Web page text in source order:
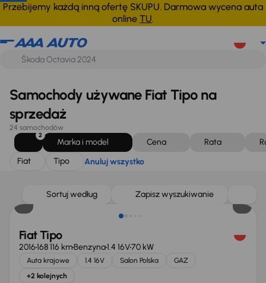
Przebijemy każdą inną ofertę SKUPU. Darmowa wycena auta
online TU.
Fiat Tipo Anuluj wszystko
Samochody używane Fiat Tipo na
sprzedaż
24 samochodów
2
Marka i model Cena Rata
Fiat
Tipo Anuluj wszystko
Sortuj według Zapisz wyszukiwanie
Fiat Tipo
2016168 116 kmBenzyna1.4 16V70 kW
Auta krajowe 1.4 16V Salon Polska
GAZ
+2 kolejnych